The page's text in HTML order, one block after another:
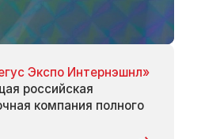
Экспо Интернэшнл»
российская
компания полного